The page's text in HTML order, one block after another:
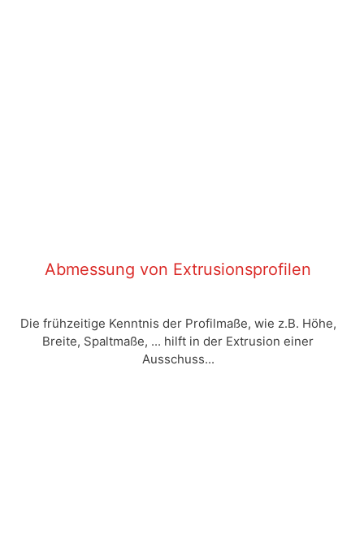
Abmessung von Extrusionsprofilen
Die frühzeitige Kenntnis der Profilmaße, wie z.B. Höhe,
Breite, Spaltmaße, ... hilft in der Extrusion einer
Ausschuss...